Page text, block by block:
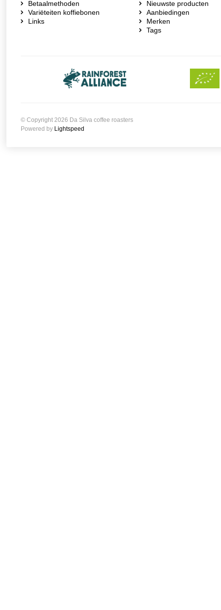
Betaalmethoden
Variëteiten koffiebonen
Links
Nieuwste producten
Aanbiedingen
Merken
Tags
© Copyright 2026 Da Silva coffee roasters
Powered by Lightspeed